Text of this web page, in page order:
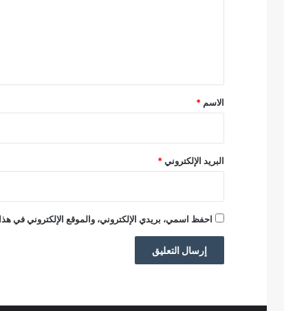
*
الاسم *
البريد الإلكتروني *
احفظ اسمي، بريدي الإلكتروني، والموقع الإلكتروني في